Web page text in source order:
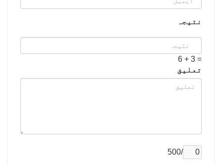
نتیجہ
= 3 + 6
تعلیق
/500